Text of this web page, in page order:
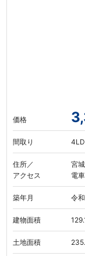
価格
間取り
住所／
アクセス
宮
電
築年月 令
建物面積
土地面積